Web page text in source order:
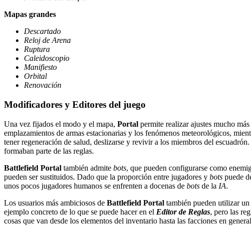
Mapas grandes
Descartado
Reloj de Arena
Ruptura
Caleidoscopio
Manifiesto
Orbital
Renovación
Modificadores y Editores del juego
Una vez fijados el modo y el mapa, Portal permite realizar ajustes mucho
emplazamientos de armas estacionarias y los fenómenos meteorológicos,
tener regeneración de salud, deslizarse y revivir a los miembros del
formaban parte de las reglas.
Battlefield Portal también admite bots, que pueden configurarse como
pueden ser sustituidos. Dado que la proporción entre jugadores y bots puede
unos pocos jugadores humanos se enfrenten a docenas de bots de la IA.
Los usuarios más ambiciosos de Battlefield Portal también pueden utilizar
ejemplo concreto de lo que se puede hacer en el Editor de Reglas, pero las
cosas que van desde los elementos del inventario hasta las facciones en